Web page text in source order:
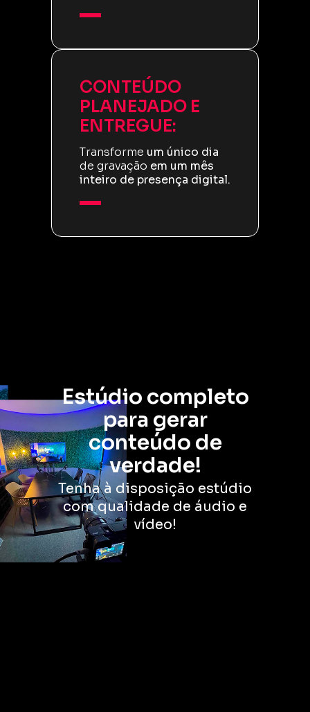
CONTEÚDO
PLANEJADO E
ENTREGUE:
Transforme um único dia
de gravação em um mês
inteiro de presença digital.
Estúdio completo
para gerar
conteúdo de
verdade!
Tenha à disposição estúdio
com qualidade de áudio e
vídeo!